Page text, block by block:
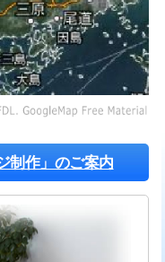
制作」のご案内